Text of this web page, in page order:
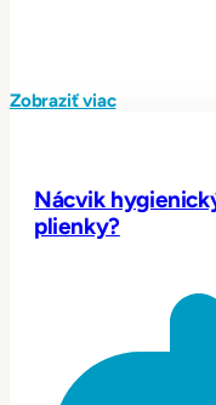
Zobraziť viac
Nácvik
plienky?